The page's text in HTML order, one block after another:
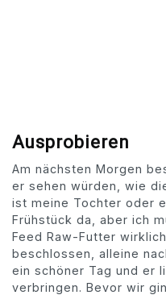
Ausprobieren
Am nächsten Morgen
er sehen würden, wie
ist meine Tochter oder
Frühstück da, aber ich
Feed Raw-Futter
beschlossen, alleine
ein schöner Tag und er
verbringen. Bevor wir